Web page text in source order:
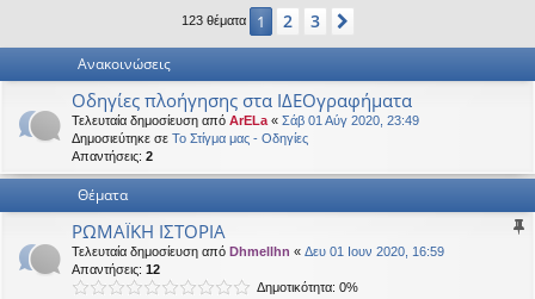
123 θέματα 1 2 3
Ανακοινώσεις
Οδηγίες πλοήγησης στα ΙΔΕΟγραφήματα
Τελευταία δημοσίευση από ArELa « Σάβ 01 Αύγ 2020, 23:49
Δημοσιεύτηκε σε Το Στίγμα μας - Οδηγίες
Απαντήσεις: 2
Θέματα
ΡΩΜΑΪΚΗ ΙΣΤΟΡΙΑ
Τελευταία δημοσίευση από Dhmellhn « Δευ 01 Ιουν 2020, 16:59
Απαντήσεις: 12
Δημοτικότητα: 0%